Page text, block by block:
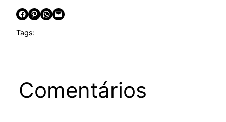
Share on Facebook Share on Pinterest Share on WhatsApp Email this Page
Tags:
Comentários